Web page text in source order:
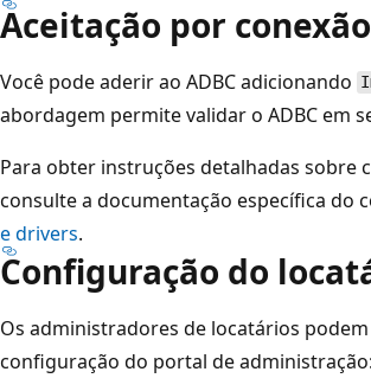
Aceitação por conexão
Você pode aderir ao ADBC adicionando
abordagem permite validar o ADBC em
Para obter instruções detalhadas sobre
consulte a documentação específica do
e drivers.
Configuração do
Os administradores de locatários
configuração do portal de administração: